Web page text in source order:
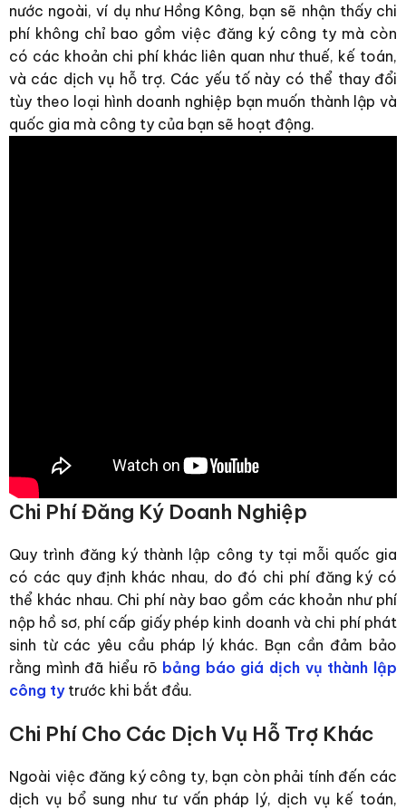
nước ngoài, ví dụ như Hồng Kông, bạn sẽ nhận thấy chi
phí không chỉ bao gồm việc đăng ký công ty mà còn
có các khoản chi phí khác liên quan như thuế, kế toán,
và các dịch vụ hỗ trợ. Các yếu tố này có thể thay đổi
tùy theo loại hình doanh nghiệp bạn muốn thành lập và
quốc gia mà công ty của bạn sẽ hoạt động.
Chi Phí Đăng Ký Doanh Nghiệp
Quy trình đăng ký thành lập công ty tại mỗi quốc gia
có các quy định khác nhau, do đó chi phí đăng ký có
thể khác nhau. Chi phí này bao gồm các khoản như phí
nộp hồ sơ, phí cấp giấy phép kinh doanh và chi phí phát
sinh từ các yêu cầu pháp lý khác. Bạn cần đảm bảo
rằng mình đã hiểu rõ bảng báo giá dịch vụ thành lập
công tytrước khi bắt đầu.
Chi Phí Cho Các Dịch Vụ Hỗ Trợ Khác
Ngoài việc đăng ký công ty, bạn còn phải tính đến các
dịch vụ bổ sung như tư vấn pháp lý, dịch vụ kế toán,